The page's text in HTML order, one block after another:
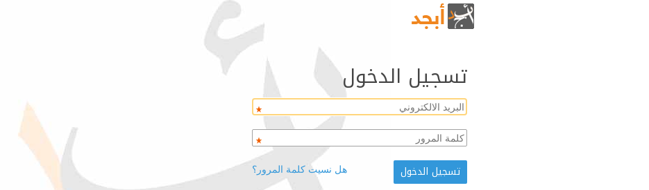
تسجيل الدخول
هل نسيت كلمة المرور؟